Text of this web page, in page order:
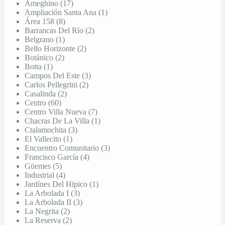
Ameghino (17)
Ampliación Santa Ana (1)
Área 158 (8)
Barrancas Del Río (2)
Belgrano (1)
Bello Horizonte (2)
Botánico (2)
Botta (1)
Campos Del Este (3)
Carlos Pellegrini (2)
Casalinda (2)
Centro (60)
Centro Villa Nueva (7)
Chacras De La Villa (1)
Ctalamochita (3)
El Vallecito (1)
Encuentro Comunitario (3)
Francisco García (4)
Güemes (5)
Industrial (4)
Jardínes Del Hipico (1)
La Arbolada I (3)
La Arbolada II (3)
La Negrita (2)
La Reserva (2)